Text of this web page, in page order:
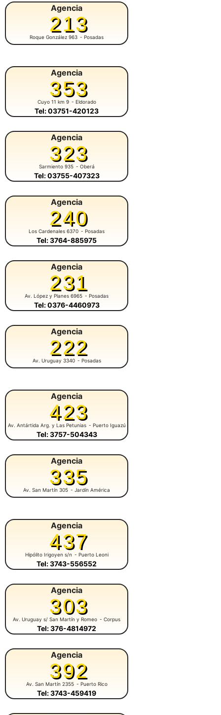
Agencia
213
Roque González 963 - Posadas
Agencia
353
Cuyo 11 km 9 - Eldorado
Tel: 03751-420123
Agencia
323
Sarmiento 935 - Oberá
Tel: 03755-407323
Agencia
240
Los Cardenales 6370 - Posadas
Tel: 3764-885975
Agencia
231
Av. López y Planes 6965 - Posadas
Tel: 0376-4460973
Agencia
222
Av. Uruguay 3340 - Posadas
Agencia
423
Av. Antártida Arg. y Las Petunias - Puerto Iguazú
Tel: 3757-504343
Agencia
335
Av. San Martín 305 - Jardín América
Agencia
437
Hipólito Irigoyen s/n - Puerto Leoni
Tel: 3743-556552
Agencia
303
Av. Uruguay s/ San Martín y Romeo - Corpus
Tel: 376-4814972
Agencia
392
Av. San Martín 2355 - Puerto Rico
Tel: 3743-459419